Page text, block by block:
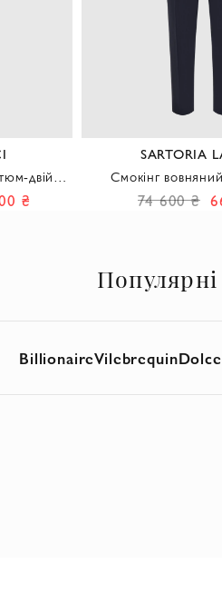
двійка
₴
SARTORIA
Смокінг
контрастним
74 600 ₴
BillionaireVilebrequin